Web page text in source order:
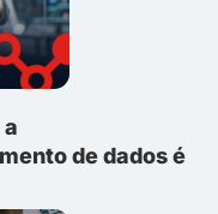
de dados é